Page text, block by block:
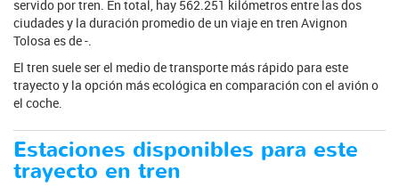
servido por tren. En total, hay 562.251 kilómetros entre las dos
ciudades y la duración promedio de un viaje en tren Avignon
Tolosa es de -.
El tren suele ser el medio de transporte más rápido para este
trayecto y la opción más ecológica en comparación con el avión o
el coche.
Estaciones disponibles para este
trayecto en tren